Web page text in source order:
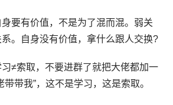
要有价值，不是为了混而混。弱关
。自身没有价值，拿什么跟人交换?
≠索取，不要进群了就把大佬都加一
带带我”，这不是学习，这是索取。